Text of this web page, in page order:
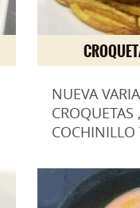
NUEVA
CROQUETAS